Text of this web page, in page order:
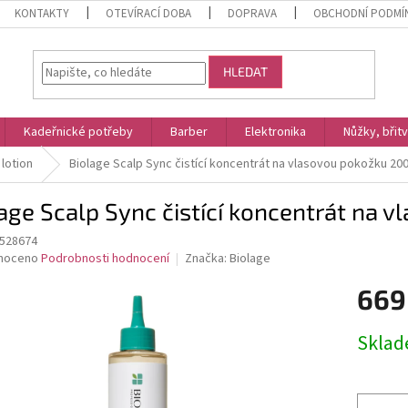
KONTAKTY OTEVÍRACÍ DOBA DOPRAVA OBCHODNÍ
HLEDAT
Kadeřnické potřeby Barber Elektronika Nůžky,
Biolage Scalp Sync čistící koncentrát na vlasovou pokožku
Scalp Sync čistící koncentrát na
Podrobnosti hodnocení Značka: Biolage
cena: